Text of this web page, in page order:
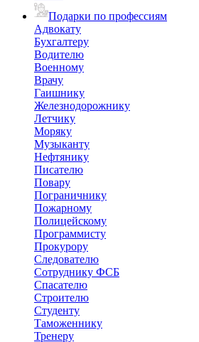
Подарки по профессиям
Адвокату
Бухгалтеру
Водителю
Военному
Врачу
Гаишнику
Железнодорожнику
Летчику
Моряку
Музыканту
Нефтянику
Писателю
Повару
Пограничнику
Пожарному
Полицейскому
Программисту
Прокурору
Следователю
Сотруднику ФСБ
Спасателю
Строителю
Студенту
Таможеннику
Тренеру